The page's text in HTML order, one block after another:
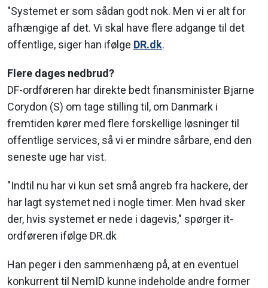
"Systemet er som sådan godt nok. Men vi er alt for
afhængige af det. Vi skal have flere adgange til det
offentlige, siger han ifølge DR.dk.
Flere dages nedbrud?
DF-ordføreren har direkte bedt finansminister Bjarne
Corydon (S) om tage stilling til, om Danmark i
fremtiden kører med flere forskellige løsninger til
offentlige services, så vi er mindre sårbare, end den
seneste uge har vist.
"Indtil nu har vi kun set små angreb fra hackere, der
har lagt systemet ned i nogle timer. Men hvad sker
der, hvis systemet er nede i dagevis," spørger it-
ordføreren ifølge DR.dk
Han peger i den sammenhæng på, at en eventuel
konkurrent til NemID kunne indeholde andre former